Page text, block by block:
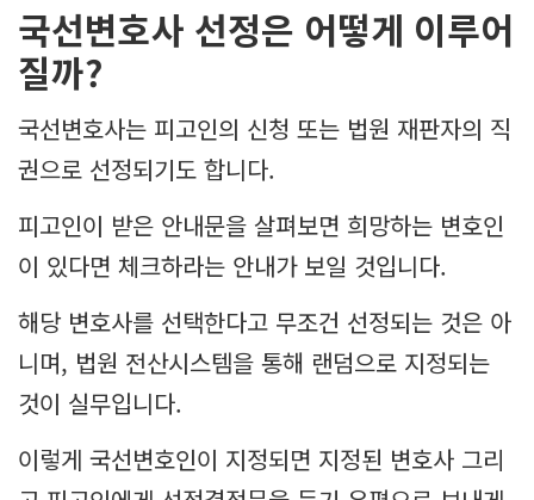
국선변호사 선정은 어떻게 이루어
질까?
국선변호사는 피고인의 신청 또는 법원 재판자의 직
권으로 선정되기도 합니다.
피고인이 받은 안내문을 살펴보면 희망하는 변호인
이 있다면 체크하라는 안내가 보일 것입니다.
해당 변호사를 선택한다고 무조건 선정되는 것은 아
니며, 법원 전산시스템을 통해 랜덤으로 지정되는
것이 실무입니다.
이렇게 국선변호인이 지정되면 지정된 변호사 그리